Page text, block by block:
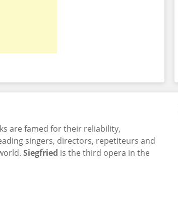
are famed for their reliability,
singers, directors, repetiteurs and
Siegfried is the third opera in the